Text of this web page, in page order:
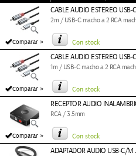
Comparar »
CABLE AUDIO ESTEREO
2m / USB-C macho a 2 RCA
Con stock
Comparar »
CABLE AUDIO ESTEREO
1m / USB-C macho a 2 RCA
Con stock
Comparar »
RECEPTOR AUDIO
RCA / 3.5mm
Con stock
ADAPTADOR AUDIO USB-C/